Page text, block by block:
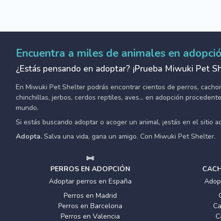
Encuentra a miles de animales en
¿Estás pensando en adoptar? ¡Prueba Miwuki Pet
En Miwuki Pet Shelter podrás encontrar cientos de perros,
chinchillas, jerbos, cerdos reptiles, aves... en adopción
mundo.
Si estás buscando adoptar o acoger un animal, ¡estás en el sitio
Adopta. Salva una vida, gana un amigo. Con Miwuki Pet Shelter.
PERROS EN ADOPCIÓN
Adoptar perros en España
Perros en Madrid
Perros en Barcelona
Perros en Valencia